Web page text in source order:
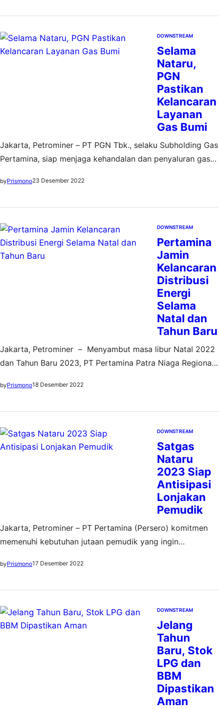
Berdasarkan data dari Kementerian Perhubungan, potensi
pergerakan masyarakat selama libur Nataru…
DOWNSTREAM
Selama
Nataru,
PGN
Pastikan
Kelancaran
Layanan
Gas Bumi
Jakarta, Petrominer – PT PGN Tbk., selaku Subholding Gas
Pertamina, siap menjaga kehandalan dan penyaluran gas
2023 (Nataru) dengan aman dan optimal. PGN juga tetap
khawatir. Direktur Sales dan Operasi PGN,…
byPrismono23 Desember 2022
DOWNSTREAM
Pertamina
Jamin
Kelancaran
Distribusi
Energi
Selama
Natal dan
Tahun Baru
Jakarta, Petrominer – Menyambut masa libur Natal 2022
dan Tahun Baru 2023, PT Pertamina Patra Niaga Regional
Pertamina (Persero) memastikan kondisi stok dan proses
Executive General Manager Pertamina Patra Niaga
Regional Jawa Bagian…
byPrismono18 Desember 2022
DOWNSTREAM
Satgas
Nataru
2023 Siap
Antisipasi
Lonjakan
Pemudik
Jakarta, Petrominer – PT Pertamina (Persero) komitmen
memenuhi kebutuhan jutaan pemudik yang ingin
tersebut dibuktikan dengan pembentukan Satuan Tugas
masyarakat tetap aman dan terpenuhi. Berdasarkan data
Kementerian Perhubungan tahun 2022, potensi pergerakan
byPrismono17 Desember 2022
DOWNSTREAM
Jelang
Tahun
Baru, Stok
LPG dan
BBM
Dipastikan
Aman